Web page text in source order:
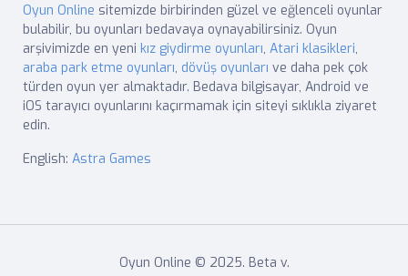
Oyun Online sitemizde birbirinden güzel ve eğlenceli oyunlar
bulabilir, bu oyunları bedavaya oynayabilirsiniz. Oyun
arşivimizde en yeni kız giydirme oyunları, Atari klasikleri,
araba park etme oyunları, dövüş oyunları ve daha pek çok
türden oyun yer almaktadır. Bedava bilgisayar, Android ve
iOS tarayıcı oyunlarını kaçırmamak için siteyi sıklıkla ziyaret
edin.
English: Astra Games
Oyun Online © 2025. Beta v.